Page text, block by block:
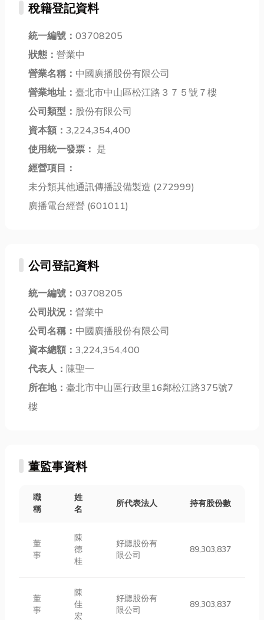
然而當我們將
人習慣延伸到
喪宴祭祀拜
桌，甚至企業
外燴時，該如
何規劃才能讓
的賓客也讚不
絕口？本篇將
帶你...
車與手推車之
款？ 堆高
機：適合大規
模倉儲與高效
搬運設備中...
它們承載著整
稅籍登記資料
統一編號： 03708205
狀態： 營業中
營業名稱： 中國廣播股份有限公司
營業地址： 臺北市中山區松江路３７５號７樓
公司類型： 股份有限公司
資本額： 3,224,354,400
使用統一發票： 是
經營項目：
未分類其他通訊傳播設備製造 (272999)
廣播電台經營 (601011)
公司登記資料
統一編號： 03708205
公司狀況： 營業中
公司名稱： 中國廣播股份有限公司
資本總額： 3,224,354,400
代表人： 陳聖一
所在地： 臺北市中山區行政里16鄰松江路375號7
樓
董監事資料
職
稱
姓
名
所代表法人 持有股份數
董
事
陳
德
桂
好聽股份有
限公司
89,303,837
董
事
陳
佳
宏
好聽股份有
限公司
89,303,837